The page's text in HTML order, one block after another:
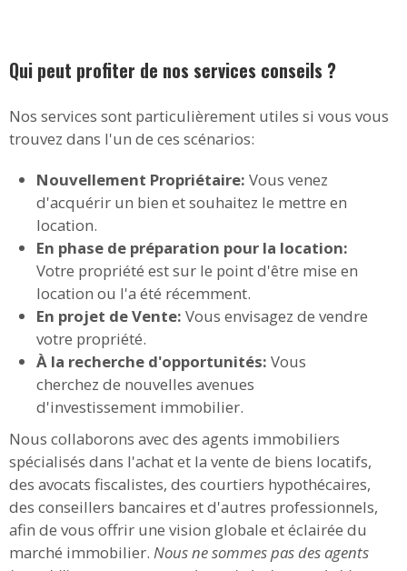
Qui peut profiter de nos services conseils ?
Nos services sont particulièrement utiles si vous vous
trouvez dans l'un de ces scénarios:
Nouvellement Propriétaire: Vous venez
d'acquérir un bien et souhaitez le mettre en
location.
En phase de préparation pour la location:
Votre propriété est sur le point d'être mise en
location ou l'a été récemment.
En projet de Vente: Vous envisagez de vendre
votre propriété.
À la recherche d'opportunités: Vous
cherchez de nouvelles avenues
d'investissement immobilier.
Nous collaborons avec des agents immobiliers
spécialisés dans l'achat et la vente de biens locatifs,
des avocats fiscalistes, des courtiers hypothécaires,
des conseillers bancaires et d'autres professionnels,
afin de vous offrir une vision globale et éclairée du
marché immobilier. Nous ne sommes pas des agents